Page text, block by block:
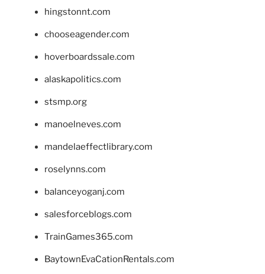
hingstonnt.com
chooseagender.com
hoverboardssale.com
alaskapolitics.com
stsmp.org
manoelneves.com
mandelaeffectlibrary.com
roselynns.com
balanceyoganj.com
salesforceblogs.com
TrainGames365.com
BaytownEvaCationRentals.com